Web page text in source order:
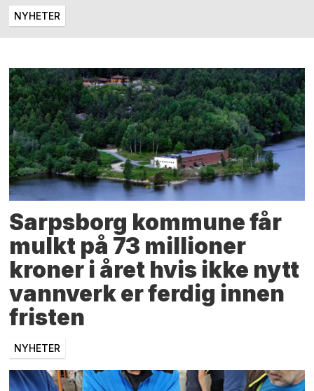
NYHETER
Sarpsborg kommune får
mulkt på 73 millioner
kroner i året hvis ikke nytt
vannverk er ferdig innen
fristen
NYHETER